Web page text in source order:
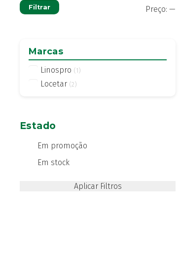
Filtrar Preço: —
Marcas
Linospro (1)
Locetar (2)
Estado
Em promoção
Em stock